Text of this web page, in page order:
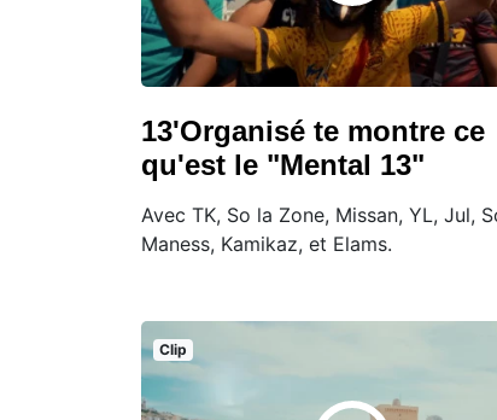
13'Organisé te montre ce
qu'est le "Mental 13"
Avec TK, So la Zone, Missan, YL, Jul,
Maness, Kamikaz, et Elams.
Clip